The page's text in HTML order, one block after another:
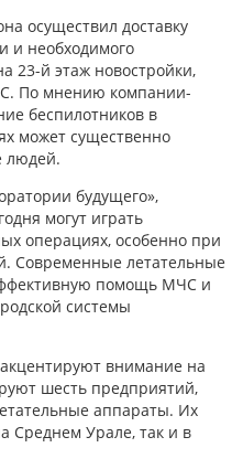
осуществил доставку
и необходимого
23-й этаж новостройки,
По мнению компании-
беспилотников в
может существенно
людей.
будущего»,
могут играть
операциях, особенно при
Современные летательные
помощь МЧС и
системы
внимание на
шесть предприятий,
аппараты. Их
Среднем Урале, так и в